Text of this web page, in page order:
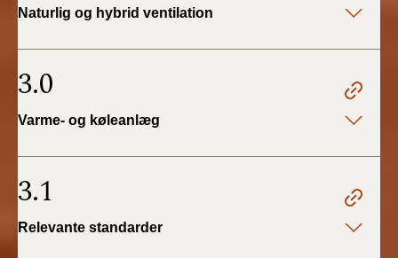
Naturlig og hybrid ventilation
3.0
Varme- og køleanlæg
3.1
Relevante standarder